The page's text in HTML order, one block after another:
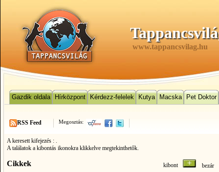
www.tappancsvilag.hu
Gazdik oldala Hírközpont Kérdezz-felelek Kutya Macska Pet Doktor
Megosztás:
RSS Feed
A keresett kifejezés : .
A találatok a kibontás ikonokra klikkelve megtekinthetők.
Cikkek kibont